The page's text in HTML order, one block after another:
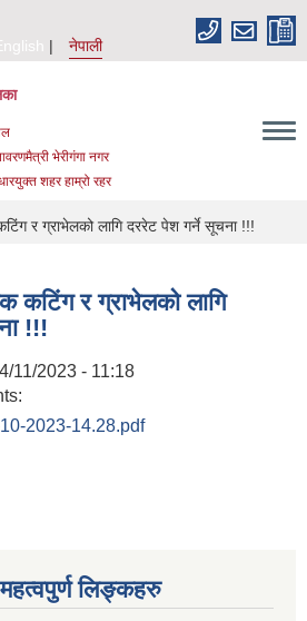
नेपाली
भेरीगंगा नगर
शहर हाम्रो रहर
र ग्राभेलको लागि दररेट पेश गर्ने सूचना !!!
कटिंग र ग्राभेलको लागि
!!!
11/2023 - 11:18
2023-14.28.pdf
लिङ्कहरु